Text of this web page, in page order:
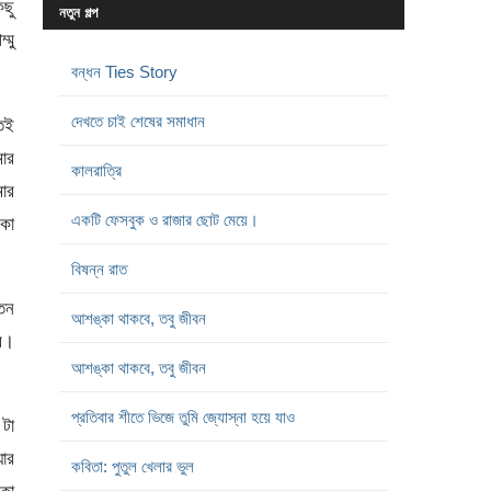
নতুন গল্প
বন্ধন Ties Story
দেখতে চাই শেষের সমাধান
কালরাত্রি
একটি ফেসবুক ও রাজার ছোট মেয়ে।
বিষন্ন রাত
আশঙ্কা থাকবে, তবু জীবন
আশঙ্কা থাকবে, তবু জীবন
প্রতিবার শীতে ভিজে তুমি জ্যোস্না হয়ে যাও
কবিতা: পুতুল খেলার ভুল